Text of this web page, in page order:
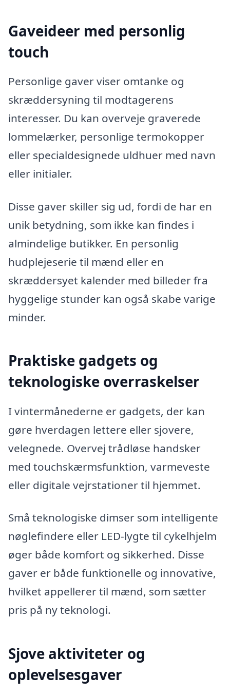
Gaveideer med personlig
touch
Personlige gaver viser omtanke og
skræddersyning til modtagerens
interesser. Du kan overveje graverede
lommelærker, personlige termokopper
eller specialdesignede uldhuer med navn
eller initialer.
Disse gaver skiller sig ud, fordi de har en
unik betydning, som ikke kan findes i
almindelige butikker. En personlig
hudplejeserie til mænd eller en
skræddersyet kalender med billeder fra
hyggelige stunder kan også skabe varige
minder.
Praktiske gadgets og
teknologiske overraskelser
I vintermånederne er gadgets, der kan
gøre hverdagen lettere eller sjovere,
velegnede. Overvej trådløse handsker
med touchskærmsfunktion, varmeveste
eller digitale vejrstationer til hjemmet.
Små teknologiske dimser som intelligente
nøglefindere eller LED-lygte til cykelhjelm
øger både komfort og sikkerhed. Disse
gaver er både funktionelle og innovative,
hvilket appellerer til mænd, som sætter
pris på ny teknologi.
Sjove aktiviteter og
oplevelsesgaver